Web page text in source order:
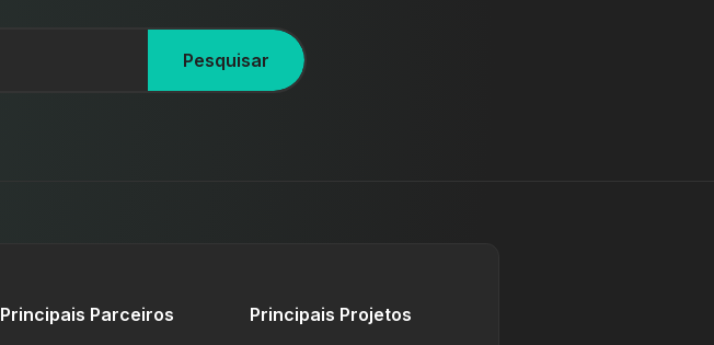
Pesquisar
Principais Parceiros Principais Projetos